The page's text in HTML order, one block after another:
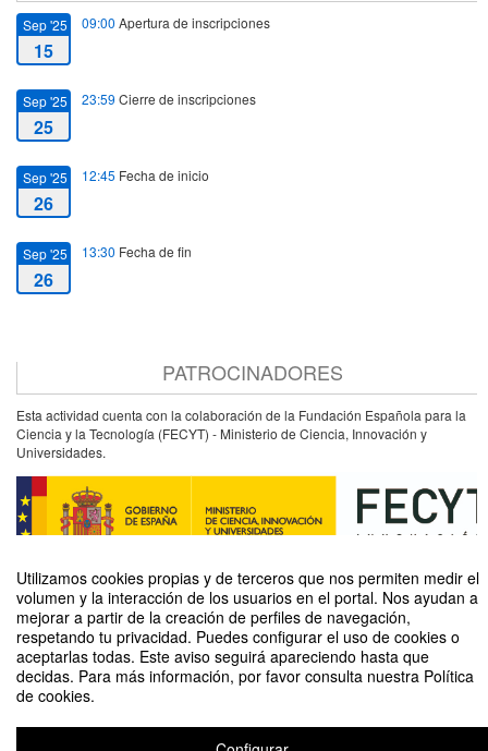
Utilizamos cookies propias y de terceros que nos permiten medir el
volumen y la interacción de los usuarios en el portal. Nos ayudan a
mejorar a partir de la creación de perfiles de navegación,
respetando tu privacidad. Puedes configurar el uso de cookies o
aceptarlas todas. Este aviso seguirá apareciendo hasta que
decidas. Para más información, por favor consulta nuestra Política
de cookies.
Sep '25
15
09:00 Apertura de inscripciones
Sep '25
25
23:59 Cierre de inscripciones
Sep '25
26
12:45 Fecha de inicio
Sep '25
26
13:30 Fecha de fin
PATROCINADORES
Esta actividad cuenta con la colaboración de la Fundación Española para la
Ciencia y la Tecnología (FECYT) - Ministerio de Ciencia, Innovación y
Universidades.
Legumbres: ¿Alimentos del pasado o superalimentos del futuro?
Organizado por Unidad de Cultura Científica y de la Innovación (UCC+I)